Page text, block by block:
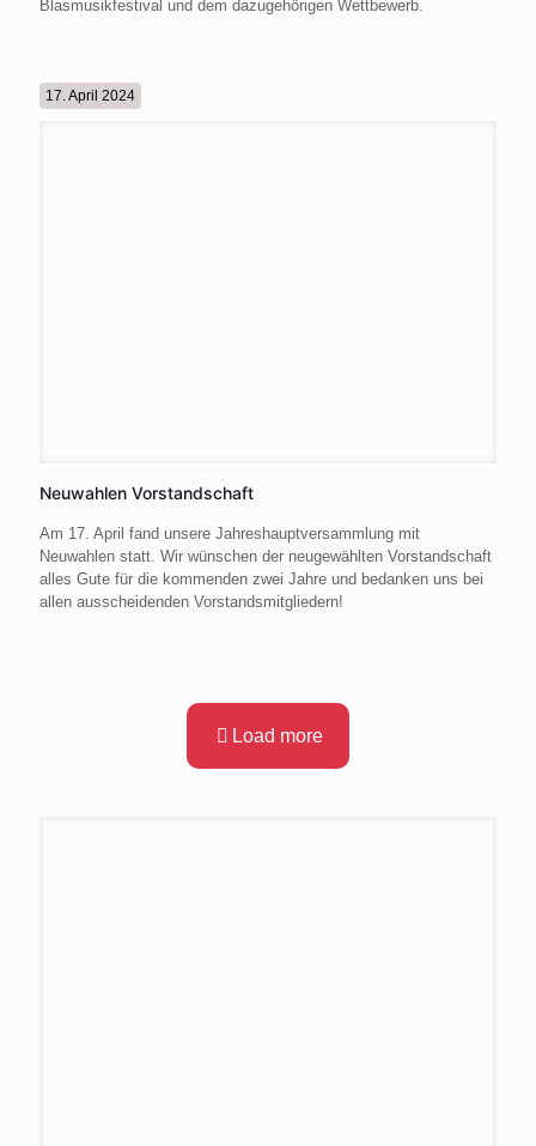
Blasmusikfestival und dem dazugehörigen Wettbewerb.
17. April 2024
Neuwahlen Vorstandschaft
Am 17. April fand unsere Jahreshauptversammlung mit
Neuwahlen statt. Wir wünschen der neugewählten Vorstandschaft
alles Gute für die kommenden zwei Jahre und bedanken uns bei
allen ausscheidenden Vorstandsmitgliedern!
Load more